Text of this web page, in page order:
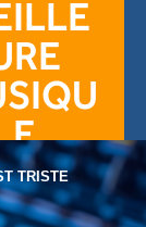
TRISTE